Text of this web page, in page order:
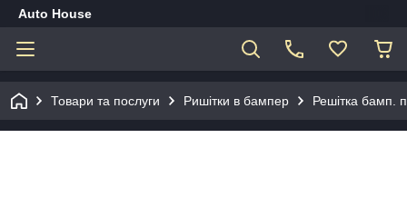
Auto House
Товари та послуги Ришітки в бампер Решітка бамп.